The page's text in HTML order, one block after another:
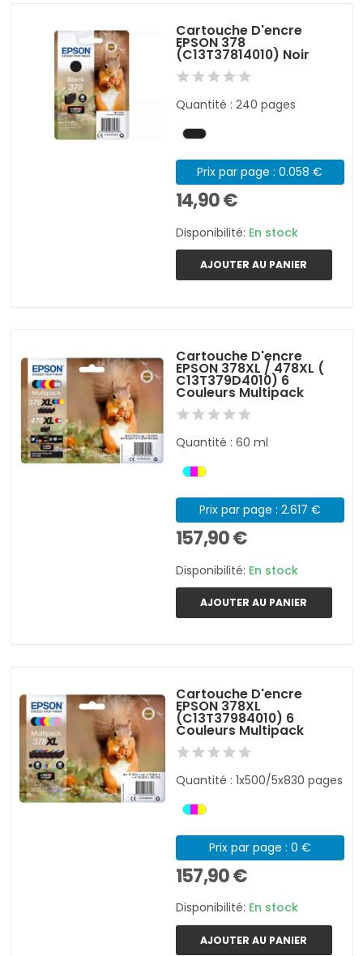
Cartouche D'encre
EPSON 378
(C13T37814010) Noir
Quantité : 240 pages
Prix par page : 0.058 €
14,90 €
Disponibilité: En stock
AJOUTER AU PANIER
Cartouche D'encre
EPSON 378XL / 478XL (
C13T379D4010) 6
Couleurs Multipack
Quantité : 60 ml
Prix par page : 2.617 €
157,90 €
Disponibilité: En stock
AJOUTER AU PANIER
Cartouche D'encre
EPSON 378XL
(C13T37984010) 6
Couleurs Multipack
Quantité : 1x500/5x830 pages
Prix par page : 0 €
157,90 €
Disponibilité: En stock
AJOUTER AU PANIER